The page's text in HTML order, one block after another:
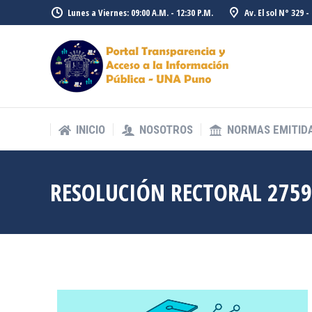
Lunes a Viernes: 09:00 A.M. - 12:30 P.M. Av. El sol N° 329
INICIO NOSOTROS NORMAS
RESOLUCIÓN RECTORAL
INICIO NOSOTROS NORMAS